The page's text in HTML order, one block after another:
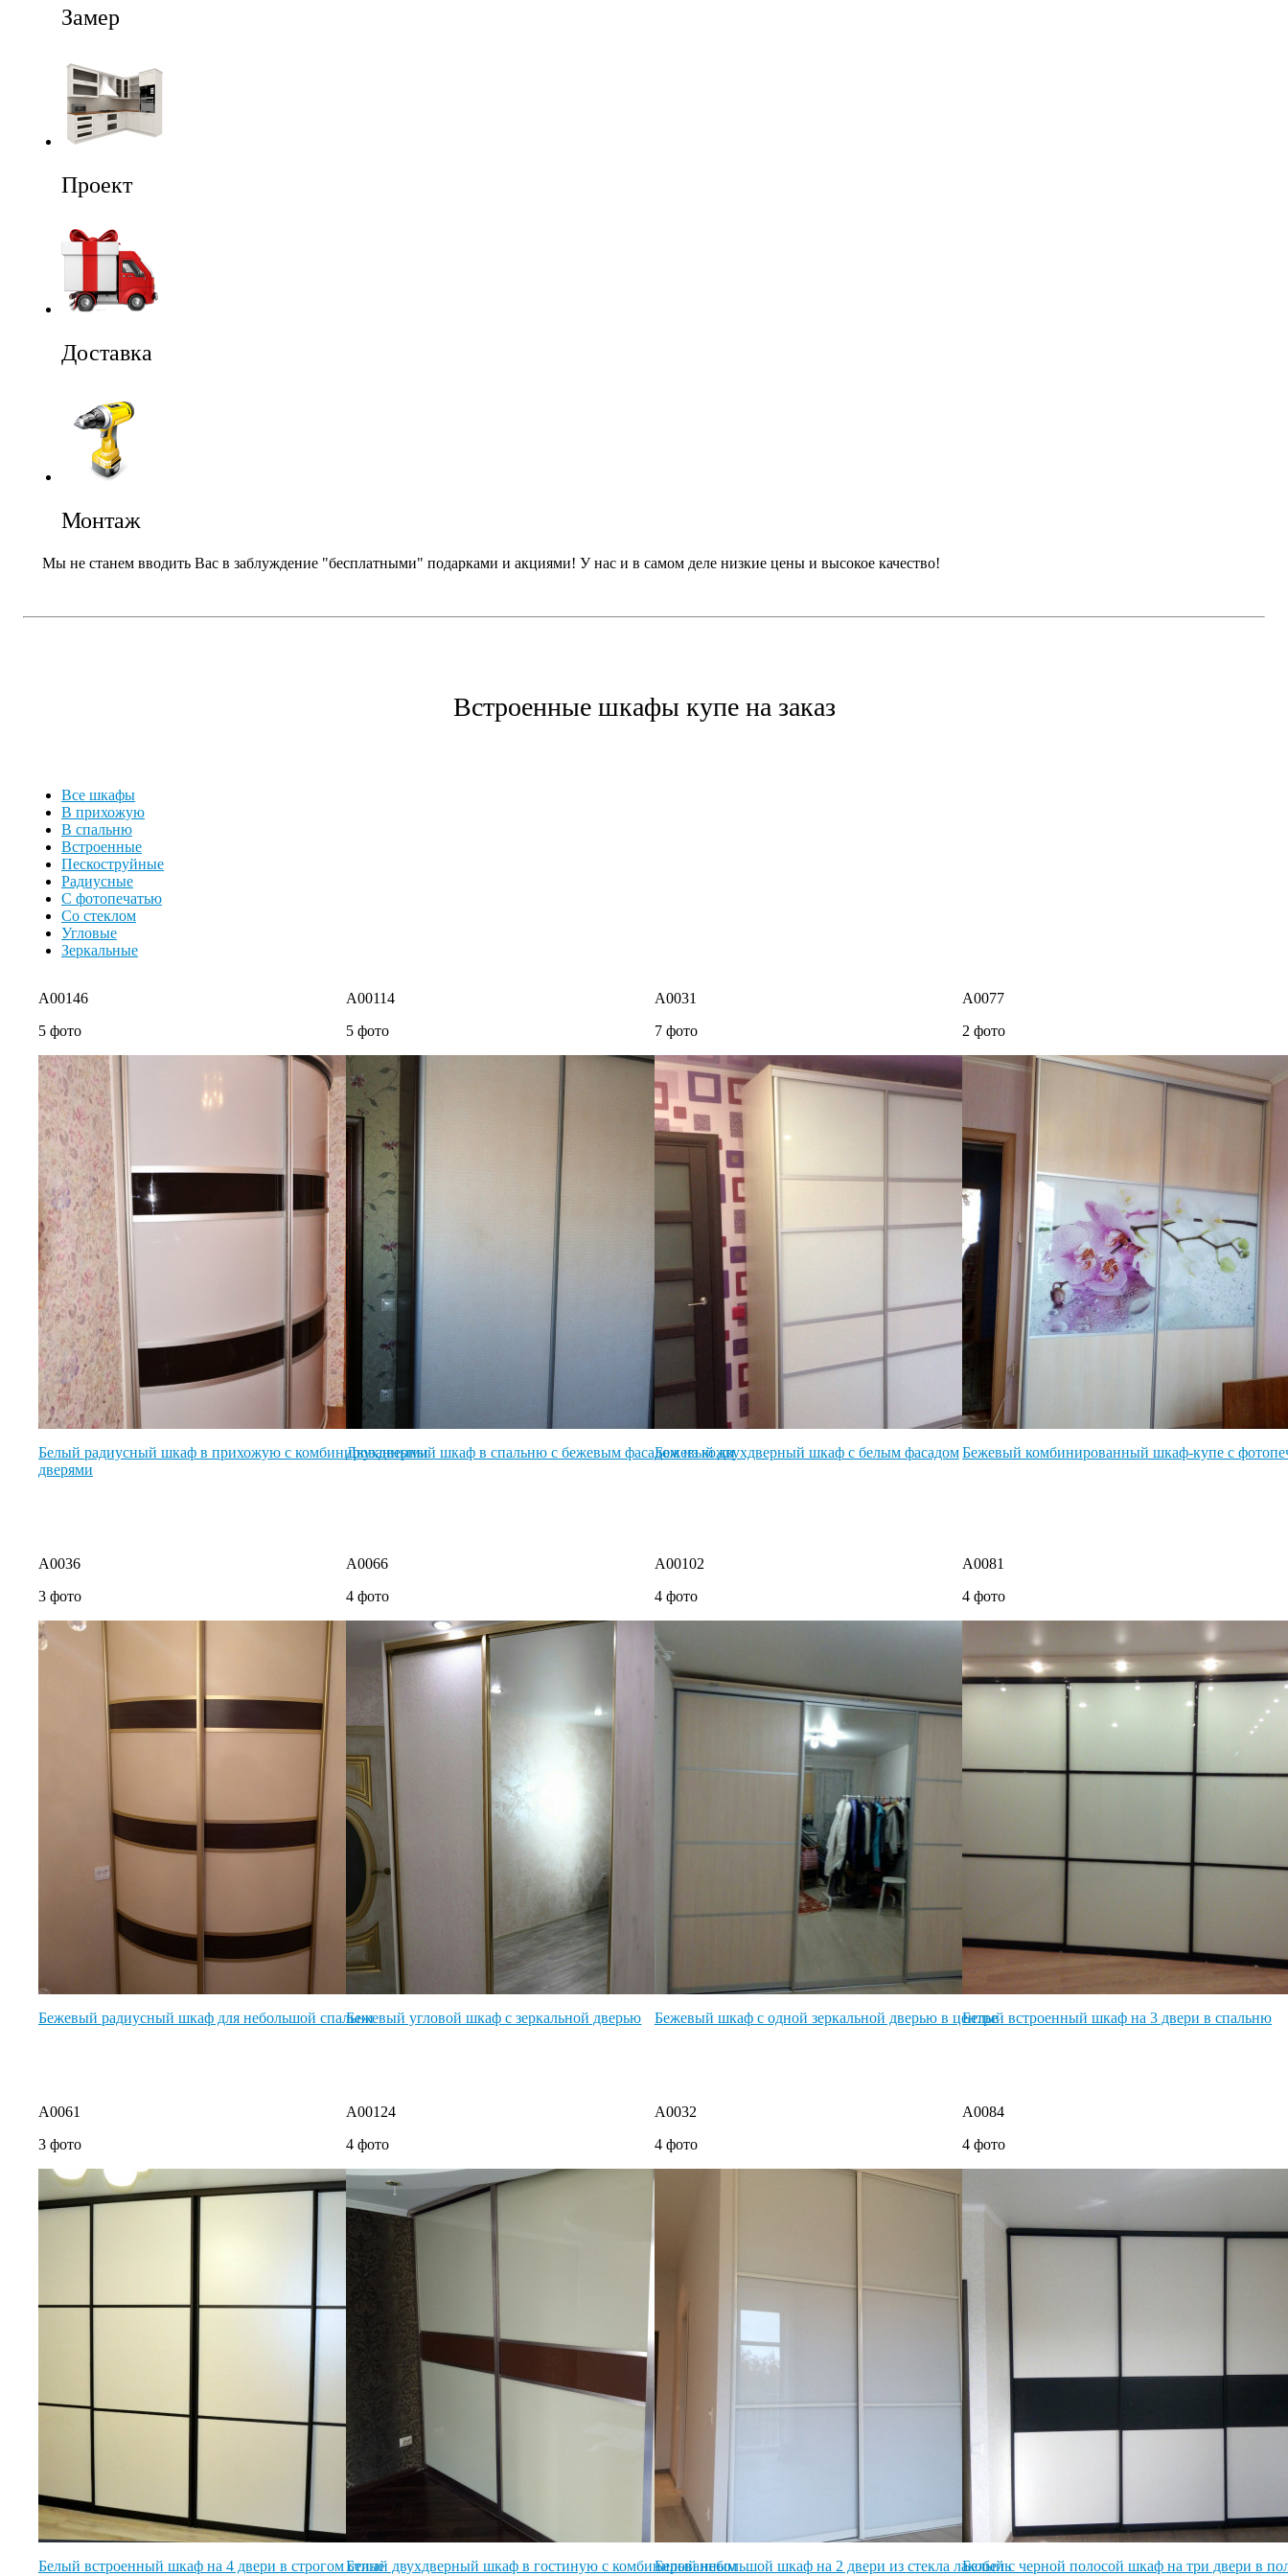
Замер
Проект
Доставка
Монтаж
Мы не станем вводить Вас в заблуждение "бесплатными" подарками и акциями! У нас и в самом деле низкие цены и высокое качество!
Встроенные шкафы купе на заказ
Все шкафы
В прихожую
В спальню
Встроенные
Пескоструйные
Радиусные
С фотопечатью
Со стеклом
Угловые
Зеркальные
A00146
5 фото
Белый радиусный шкаф в прихожую с комбинированными
дверями
A00114
5 фото
Двухдверный шкаф в спальню с бежевым фасадом из кожи
A0031
7 фото
Бежевый двухдверный шкаф с белым фасадом
A0077
2 фото
Бежевый комбинированный шкаф-купе с
A0036
3 фото
Бежевый радиусный шкаф для небольшой спальни
A0066
4 фото
Бежевый угловой шкаф с зеркальной дверью
A00102
4 фото
Бежевый шкаф с одной зеркальной дверью в центре
A0081
4 фото
Белый встроенный шкаф на 3 двери в спальню
A0061
3 фото
Белый встроенный шкаф на 4 двери в строгом стиле
A00124
4 фото
Белый двухдверный шкаф в гостиную с комбинированным
A0032
4 фото
Белый небольшой шкаф на 2 двери из стекла лакобель
A0084
4 фото
Белый с черной полосой шкаф на три двери в